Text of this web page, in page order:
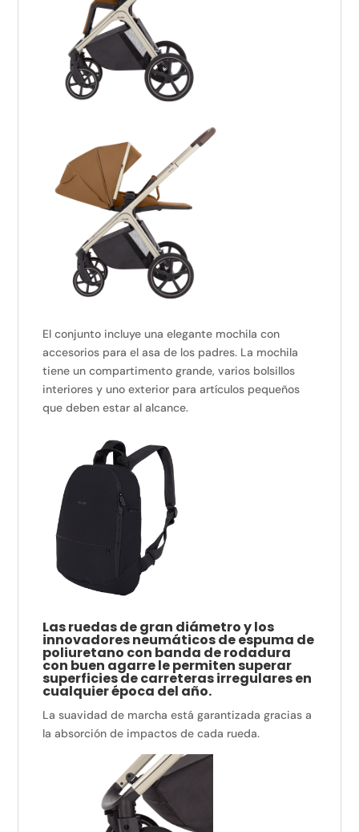
El conjunto incluye una elegante mochila con
accesorios para el asa de los padres. La mochila
tiene un compartimento grande, varios bolsillos
interiores y uno exterior para artículos pequeños
que deben estar al alcance.
Las ruedas de gran diámetro y los
innovadores neumáticos de espuma de
poliuretano con banda de rodadura
con buen agarre le permiten superar
superficies de carreteras irregulares en
cualquier época del año.
La suavidad de marcha está garantizada gracias a
la absorción de impactos de cada rueda.